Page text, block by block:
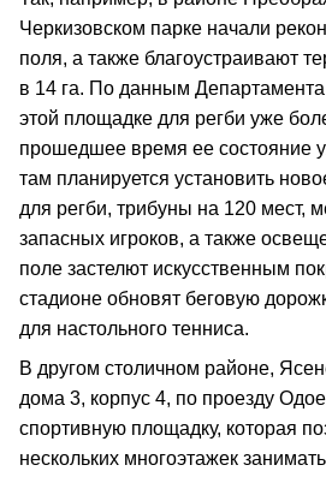
Черкизовском парке начали
поля, а также благоустраивают
в 14 га. По данным
этой площадке для регби уже
прошедшее время ее состояние
там планируется установить
для регби, трибуны на 120 мест,
запасных игроков, а также
поле застелют искусственным
стадионе обновят беговую
для настольного тенниса.
В другом столичном районе,
дома 3, корпус 4, по проезду
спортивную площадку, которая
нескольких многоэтажек